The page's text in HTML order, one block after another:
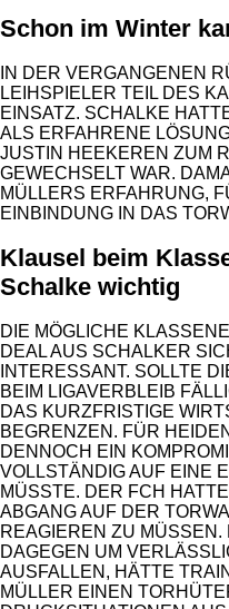
Schon im Winter
IN DER VERGANGENEN
LEIHSPIELER TEIL DES
EINSATZ. SCHALKE
ALS ERFAHRENE
JUSTIN HEEKEREN ZUM
GEWECHSELT WAR.
MÜLLERS ERFAHRUNG,
EINBINDUNG IN DAS
Klausel beim
Schalke wichtig
DIE MÖGLICHE
DEAL AUS SCHALKER
INTERESSANT. SOLLTE
BEIM LIGAVERBLEIB
DAS KURZFRISTIGE
BEGRENZEN. FÜR
DENNOCH EIN
VOLLSTÄNDIG AUF EINE
MÜSSTE. DER FCH
ABGANG AUF DER
REAGIEREN ZU
DAGEGEN UM
AUSFALLEN, HÄTTE
MÜLLER EINEN